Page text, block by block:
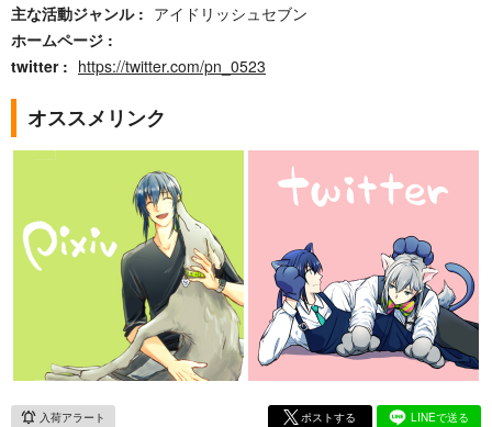
主な活動ジャンル
アイドリッシュセブン
ホームページ
twitter
https://twitter.com/pn_0523
オススメリンク
入荷アラート ポストする LINEで送る